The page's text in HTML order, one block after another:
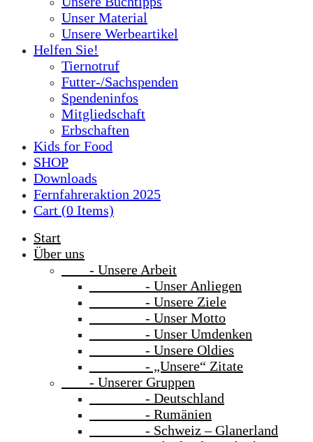
Unser Material
Unsere Werbeartikel
Helfen Sie!
Tiernotruf
Futter-/Sachspenden
Spendeninfos
Mitgliedschaft
Erbschaften
Kids for Food
SHOP
Downloads
Fernfahreraktion 2025
Cart (0 Items)
Start
Über uns
- Unsere Arbeit
- Unser Anliegen
- Unsere Ziele
- Unser Motto
- Unser Umdenken
- Unsere Oldies
- „Unsere“ Zitate
- Unserer Gruppen
- Deutschland
- Rumänien
- Schweiz – Glanerland